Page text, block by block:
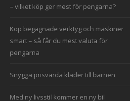
– vilket köp ger mest för pengarna?
Köp begagnade verktyg och maskiner
smart – så får du mest valuta för
pengarna
Snygga prisvärda kläder till barnen
Med ny livsstil kommer en ny bil